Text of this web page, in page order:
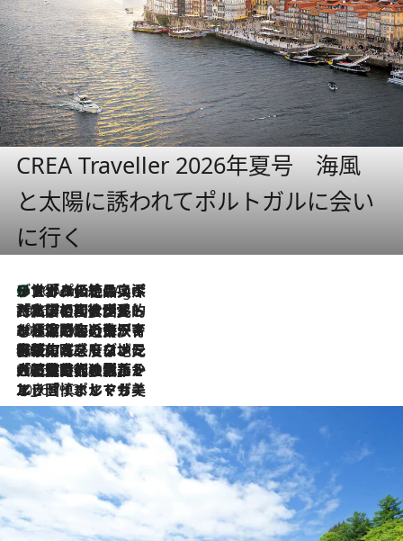
CREA Traveller 2026年夏号 海風
と太陽に誘われてポルトガルに会い
に行く
46 Minutes Ago
リスボンの絶品スイーツ「パステル・デ・ナタ」とは？ポルトガル伝統の奥深い世界へ
2026.7.27
「私の祖国はポルトガル語です」国民的詩人フェルナンド・ペソアと、彼が愛した文学の街を歩く
2026.7.26
ポルトガル近海が育む極上の海の幸。キリリと冷えた白ワインと愉しむ、シーフード専門店の贅沢
2026.7.22
伝統の味をモダンに昇華。高感度な地元客が集う、リスボンの最旬ガストロノミー
2026.7.21
大航海時代の栄華から、震災、独裁、そして革命へ。ポルトガル・首都リスボンの石畳に刻まれた「歴史の光と影」
2026.7.13
エッセイ・ヤマザキマリ「慎ましくも美しき国 ポルトガル」